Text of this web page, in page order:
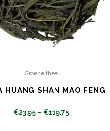
Groene thee
HUANG SHAN MAO FENG
€23.95 – €119.75